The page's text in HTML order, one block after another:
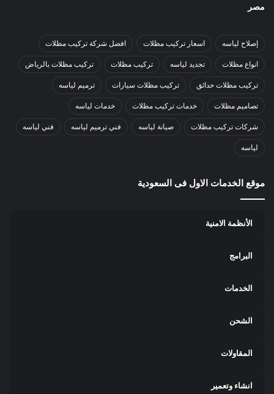
مصر
إصلاح لياسه اسعار تركيب مظلات افضل شركة تركيب مظلات
انواع مظلات تجديد لياسه تركيب مظلات تركيب مظلات بالرياض
تركيب مظلات حدائق تركيب مظلات سيارات ترميم لياسه
تصاميم مظلات خدمات تركيب مظلات خدمات لياسه
شركات تركيب مظلات صيانة لياسه فني ترميم لياسه فني لياسه
لياسه
موقع الخدمات الاول فى السعودية
الأنظمة الامنية
البرامج
الخدمات
الشحن
المقاولات
انشاء وتعمير